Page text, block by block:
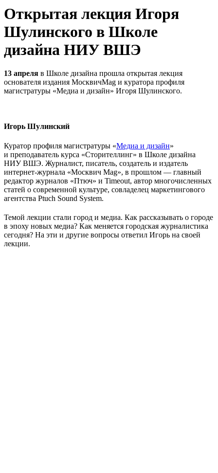
Открытая лекция Игоря
Шулинского в Школе
дизайна НИУ ВШЭ
13 апреля в Школе дизайна прошла открытая лекция
основателя издания МосквичMag и куратора профиля
магистратуры «Медиа и дизайн» Игоря Шулинского.
Игорь Шулинский
Куратор профиля магистратуры «Медиа и дизайн»
и преподаватель курса «Сторителлинг» в Школе дизайна
НИУ ВШЭ. Журналист, писатель, создатель и издатель
интернет-журнала «Москвич Mag», в прошлом — главный
редактор журналов «Птюч» и Timeout, автор многочисленных
статей о современной культуре, совладелец маркетингового
агентства Ptuch Sound System.
Темой лекции стали город и медиа. Как рассказывать о городе
в эпоху новых медиа? Как меняется городская журналистика
сегодня? На эти и другие вопросы ответил Игорь на своей
лекции.